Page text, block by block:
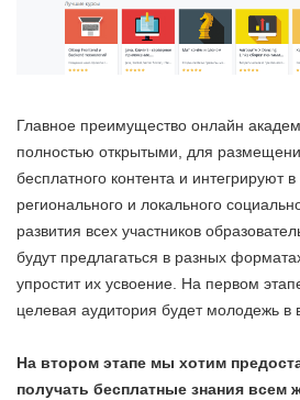
Главное преимущество онлайн
полностью открытыми, для
бесплатного контента и интегрируют
регионального и локального
развития всех участников
будут предлагаться в разных
упростит их усвоение. На первом
целевая аудитория будет молодежь в
На втором этапе мы хотим
получать бесплатные знания